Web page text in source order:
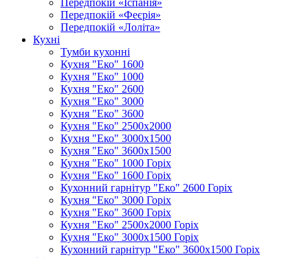
Передпокій «Іспанія»
Передпокій «Феєрія»
Передпокій «Лоліта»
Кухні
Тумби кухонні
Кухня "Еко" 1600
Кухня "Еко" 1000
Кухня "Еко" 2600
Кухня "Еко" 3000
Кухня "Еко" 3600
Кухня "Еко" 2500х2000
Кухня "Еко" 3000х1500
Кухня "Еко" 3600х1500
Кухня "Еко" 1000 Горіх
Кухня "Еко" 1600 Горіх
Кухонний гарнітур "Еко" 2600 Горіх
Кухня "Еко" 3000 Горіх
Кухня "Еко" 3600 Горіх
Кухня "Еко" 2500х2000 Горіх
Кухня "Еко" 3000х1500 Горіх
Кухонний гарнітур "Еко" 3600х1500 Горіх